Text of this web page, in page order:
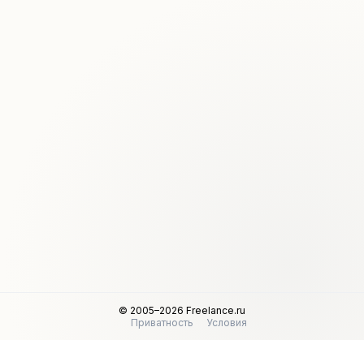
© 2005–2026 Freelance.ru
Приватность
Условия